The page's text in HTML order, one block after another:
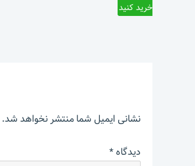
خرید کنید
نشانی ایمیل شما منتشر نخواهد شد.
دیدگاه*